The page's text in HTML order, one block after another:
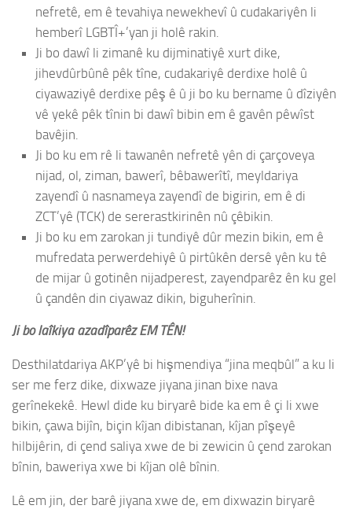
nefretê, em ê tevahiya newekhevî û cudakariyên li
hemberî LGBTÎ+’yan ji holê rakin.
Ji bo dawî li zimanê ku dijminatiyê xurt dike,
jihevdûrbûnê pêk tîne, cudakariyê derdixe holê û
ciyawaziyê derdixe pêş ê û ji bo ku bername û dîziyên
vê yekê pêk tînin bi dawî bibin em ê gavên pêwîst
bavêjin.
Ji bo ku em rê li tawanên nefretê yên di çarçoveya
nijad, ol, ziman, bawerî, bêbawerîtî, meyldariya
zayendî û nasnameya zayendî de bigirin, em ê di
ZCT’yê (TCK) de sererastkirinên nû çêbikin.
Ji bo ku em zarokan ji tundiyê dûr mezin bikin, em ê
mufredata perwerdehiyê û pirtûkên dersê yên ku tê
de mijar û gotinên nijadperest, zayendparêz ên ku gel
û çandên din ciyawaz dikin, biguherînin.
Ji bo laîkiya azadîparêz EM TÊN!
Desthilatdariya AKP’yê bi hişmendiya “jina meqbûl” a ku li
ser me ferz dike, dixwaze jiyana jinan bixe nava
gerînekekê. Hewl dide ku biryarê bide ka em ê çi li xwe
bikin, çawa bijîn, biçin kîjan dibistanan, kîjan pîşeyê
hilbijêrin, di çend saliya xwe de bi zewicin û çend zarokan
bînin, baweriya xwe bi kîjan olê bînin.
Lê em jin, der barê jiyana xwe de, em dixwazin biryarê